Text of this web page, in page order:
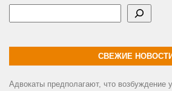
СВЕЖИЕ
Адвокаты предполагают, что возбуждение